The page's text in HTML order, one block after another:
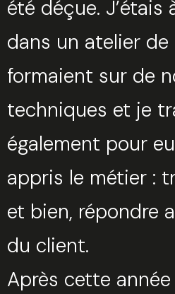
été déçue. J’étais
dans un atelier de
formaient sur de
techniques et je
également pour
appris le métier :
et bien, répondre
du client.
Après cette